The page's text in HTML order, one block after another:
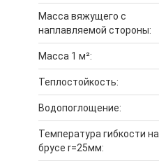
Масса вяжущего с
наплавляемой стороны:
Масса 1 м²:
Теплостойкость:
Водопоглощение:
Температура гибкости на
брусе r=25мм: